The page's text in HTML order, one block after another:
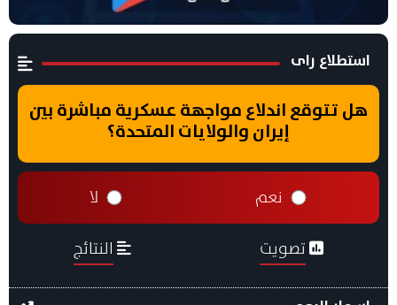
استطلاع راى
هل تتوقع اندلاع مواجهة عسكرية مباشرة بين
إيران والولايات المتحدة؟
نعم لا
تصويت النتائج